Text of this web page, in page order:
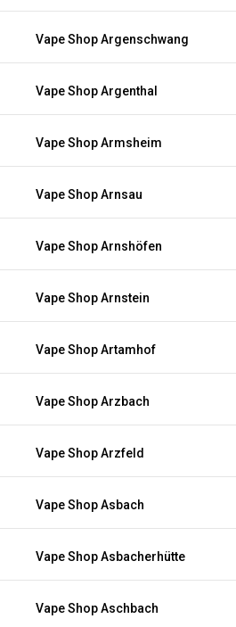
Vape Shop Argenschwang
Vape Shop Argenthal
Vape Shop Armsheim
Vape Shop Arnsau
Vape Shop Arnshöfen
Vape Shop Arnstein
Vape Shop Artamhof
Vape Shop Arzbach
Vape Shop Arzfeld
Vape Shop Asbach
Vape Shop Asbacherhütte
Vape Shop Aschbach